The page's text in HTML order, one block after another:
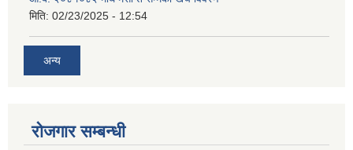
मिति: 02/23/2025 - 12:54
अन्य
रोजगार सम्बन्धी